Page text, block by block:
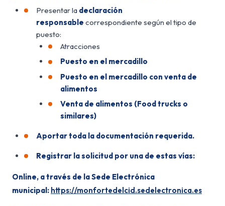
Presentar la declaración
responsable correspondiente según el tipo de
puesto:
Atracciones
Puesto en el mercadillo
Puesto en el mercadillo con venta de
alimentos
Venta de alimentos (Food trucks o
similares)
Aportar toda la documentación requerida.
Registrar la solicitud por una de estas vías:
Online, a través de la Sede Electrónica
municipal: https://monfortedelcid.sedelectronica.es